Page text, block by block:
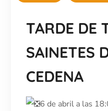
TARDE DE
SAINETES
CEDENA
6 de abril a las